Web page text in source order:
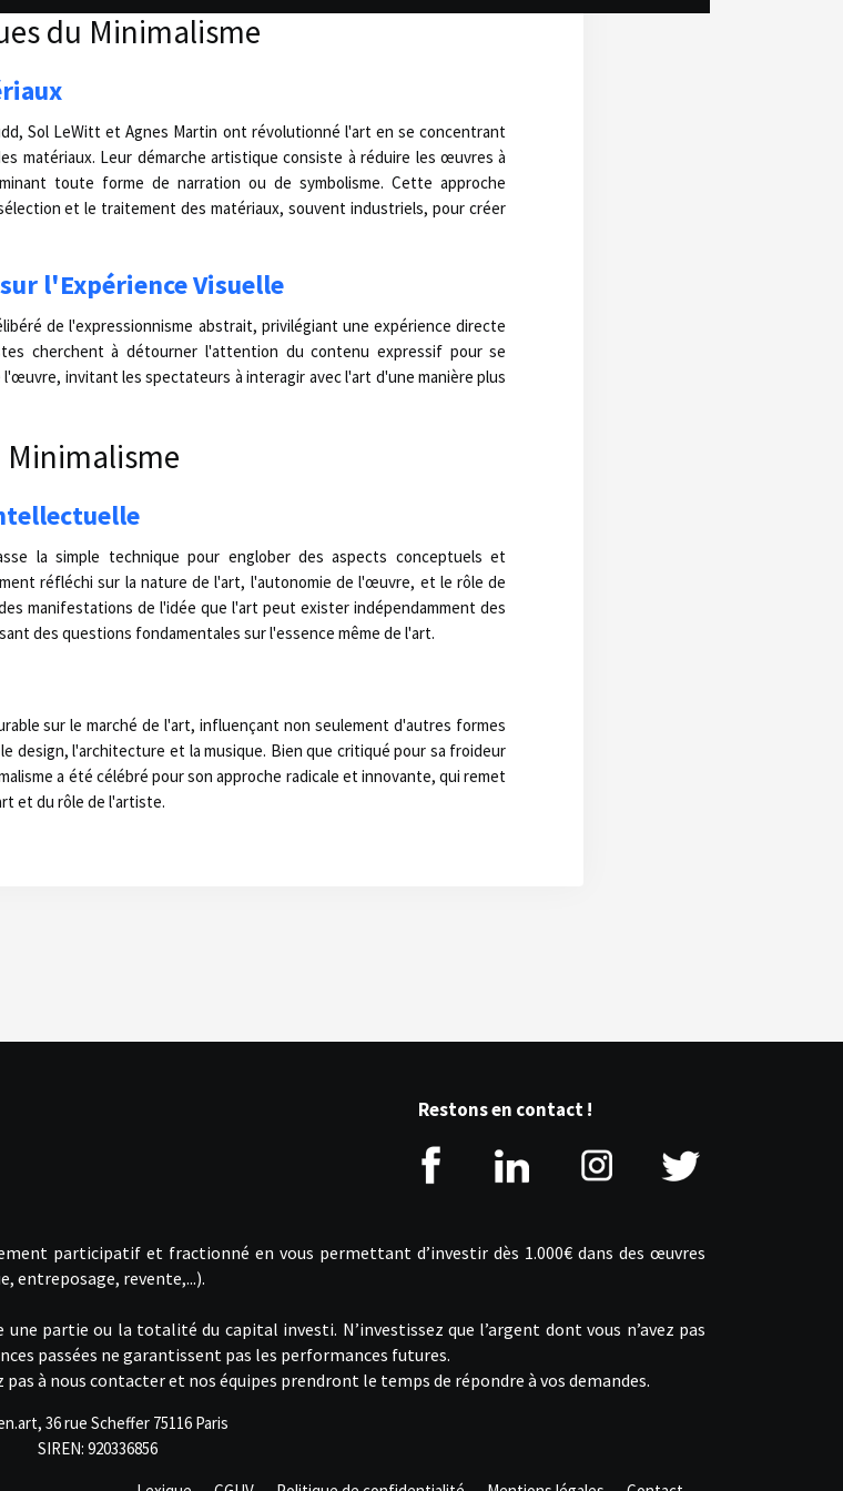
du Minimalisme
Sol LeWitt et Agnes Martin ont révolutionné l'art en se concentrant
matériaux. Leur démarche artistique consiste à réduire les œuvres à
toute forme de narration ou de symbolisme. Cette approche
et le traitement des matériaux, souvent industriels, pour créer
l'Expérience Visuelle
de l'expressionnisme abstrait, privilégiant une expérience directe
cherchent à détourner l'attention du contenu expressif pour se
invitant les spectateurs à interagir avec l'art d'une manière plus
la simple technique pour englober des aspects conceptuels et
réfléchi sur la nature de l'art, l'autonomie de l'œuvre, et le rôle de
manifestations de l'idée que l'art peut exister indépendamment des
des questions fondamentales sur l'essence même de l'art.
sur le marché de l'art, influençant non seulement d'autres formes
design, l'architecture et la musique. Bien que critiqué pour sa froideur
a été célébré pour son approche radicale et innovante, qui remet
et du rôle de l'artiste.
Restons en contact !
participatif et fractionné en vous permettant d’investir dès 1.000€ dans des œuvres
entreposage, revente,...).
partie ou la totalité du capital investi. N’investissez que l’argent dont vous n’avez pas
passées ne garantissent pas les performances futures.
à nous contacter et nos équipes prendront le temps de répondre à vos demandes.
36 rue Scheffer 75116 Paris
SIREN: 920336856